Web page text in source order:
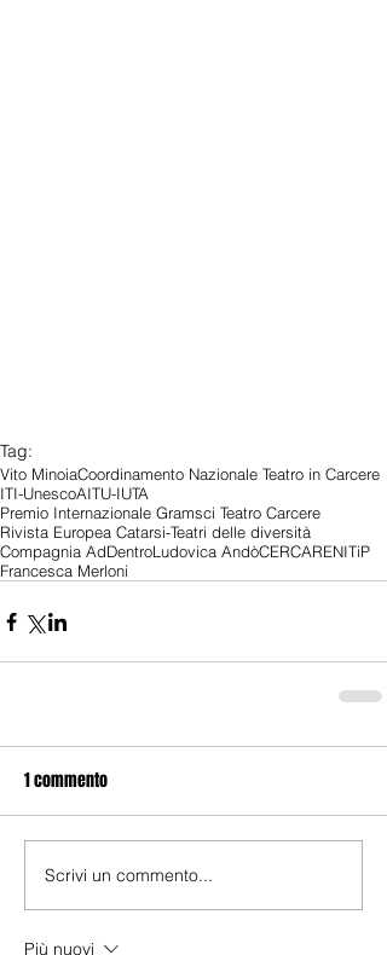
Tag:
Vito MinoiaCoordinamento Nazionale Teatro in Carcere
ITI-UnescoAITU-IUTA
Premio Internazionale Gramsci Teatro Carcere
Rivista Europea Catarsi-Teatri delle diversità
Compagnia AdDentroLudovica AndòCERCARENITiP
Francesca Merloni
1 commento
Scrivi un commento...
Più nuovi